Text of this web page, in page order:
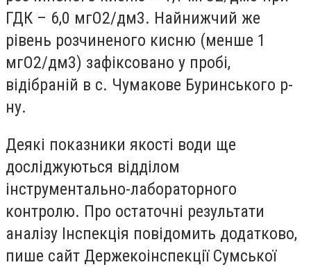
ГДК – 6,0 мгО2/дм3. Найнижчий же
рівень розчиненого кисню (менше 1
мгО2/дм3) зафіксовано у пробі,
відібраній в с. Чумакове Буринського р-
ну.
Деякі показники якості води ще
досліджуються відділом
інструментально-лабораторного
контролю. Про остаточні результати
аналізу Інспекція повідомить додатково,
пише сайт Держекоінспекції Сумської